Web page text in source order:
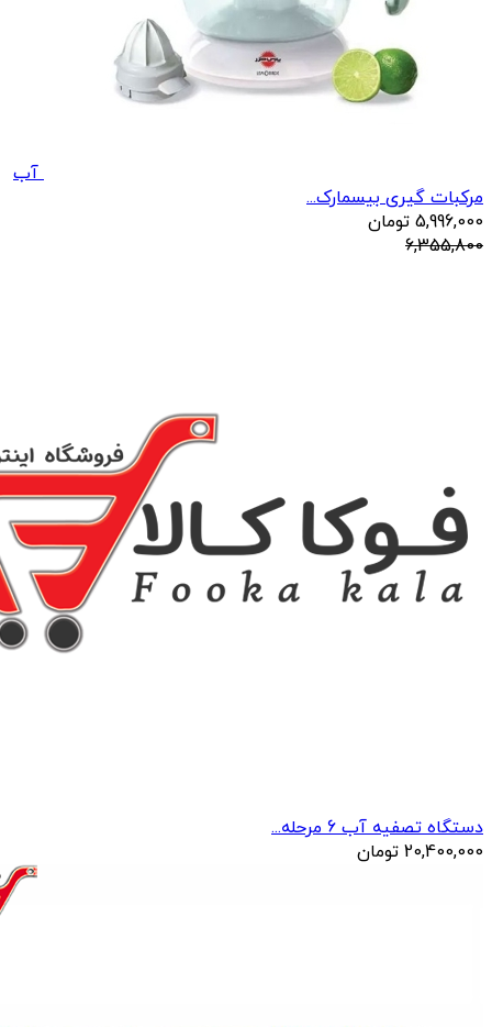
آب
مرکبات گیری بیسمارک...
5,996,000 تومان
6,355,800
دستگاه تصفیه آب 6 مرحله...
20,400,000 تومان